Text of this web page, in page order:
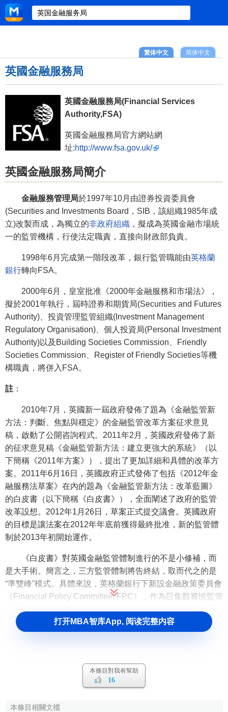
简体中文
繁体中文
英國金融服務局
英國金融服務局(Financial Services
Authority,FSA)
英國金融服務局官方網站網
址:http://www.fsa.gov.uk/
英國金融服務局簡介
金融服務管理局於1997年10月由證券投資委員會
(Securities and Investments Board，SIB，該組織1985年成
立)改製而成，為獨立的非政府組織 ，擬成為英國金融市場統
一的監管機構，行使法定職責，直接向財政部負責。
1998年6月完成第一階段改革，銀行監管職能由英格蘭
銀行轉向FSA。
2000年6月，皇室批准《2000年金融服務和市場法》，
擬於2001年執行，屆時證券和期貨局(Securities and Futures
Authority)、投資管理監管組織(Investment Management
Regulatory Organisation)、個人投資局(Personal Investment
Authority)以及Building Societies Commission、Friendly
Societies Commission、Register of Friendly Societies等機
構職責，將併入FSA。
註 ：
2010年7月，英國新一屆政府發佈了題為《金融監管新
方法：判斷、焦點與穩定》的金融監管改革方案征求意見
稿，啟動了公開咨詢程式。2011年2月，英國政府發佈了新
的征求意見稿《金融監管新方法：建立更強大的系統》（以
下簡稱《2011年方案》），提出了更加詳細和具體的改革方
案。2011年6月16日，英國政府正式發佈了包括《2012年金
融服務法草案》在內的題為《金融監管新方法：改革藍圖》
的白皮書（以下簡稱《白皮書》），全面闡述了政府的監管
改革設想。2012年1月26日，草案正式提交議會。英國政府
的目標是讓法案在2012年年底前獲得最終批准，新的監管體
制於2013年初開始運作。
《白皮書》對英國金融監管體制進行的不是小修補，而
是大手術。簡言之，三方監管體制將告終結，取而代之的是
“準雙峰”模式。具體來說，英格蘭銀行下新設金融政策委員會
（Financial Policy Committee, FPC），作為巨集觀審慎監管
（Prudential Regulation Authority, PRA），作為英格蘭銀行
的子公司，負責對各類金融機構進行審慎監管；新設金融行
者。換言之，FSA的審慎監管職能和行為監管職能將分別由
新設立的PRA和FCA承繼，而後兩者在與巨集觀審慎監管有
打开MBA智库App, 阅读完整内容
本條目對我有幫助
16
本條目相關文檔